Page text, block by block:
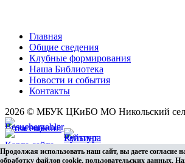
Главная
Общие сведения
Клубные формирования
Наша Библиотека
Новости и события
Контакты
2026 © МБУК ЦКиБО МО Никольский
Карта сайта
Разработка сайта
Продолжая использовать наш сайт, вы даете согласие
обработку файлов cookie, пользовательских данных.